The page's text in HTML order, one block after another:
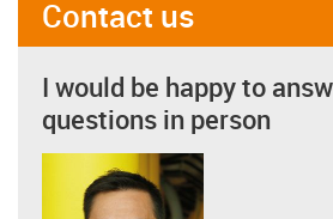
Contact us
I would be happy to
questions in person